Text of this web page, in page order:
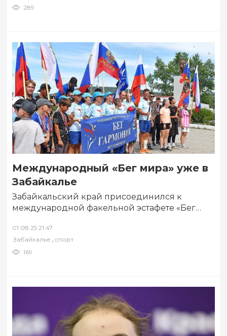
289
Международный «Бег мира» уже в
Забайкалье
Забайкальский край присоединился к
международной факельной эстафете «Бег
Telegram-канале правительства региона.
Команда…
01.08.25 21:47
Забайкалье , спорт
169